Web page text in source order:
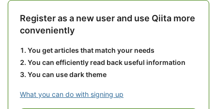
Register as a new user and use Qiita more
conveniently
You get articles that match your needs
You can efficiently read back useful information
You can use dark theme
What you can do with signing up